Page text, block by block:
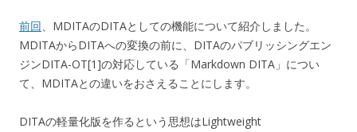
前回、MDITAのDITAとしての機能について紹介しました。
MDITAからDITAへの変換の前に、DITAのパブリッシングエン
ジンDITA-OT[1]の対応している「Markdown DITA」につい
て、MDITAとの違いをおさえることにします。
DITAの軽量化版を作るという思想はLightweight